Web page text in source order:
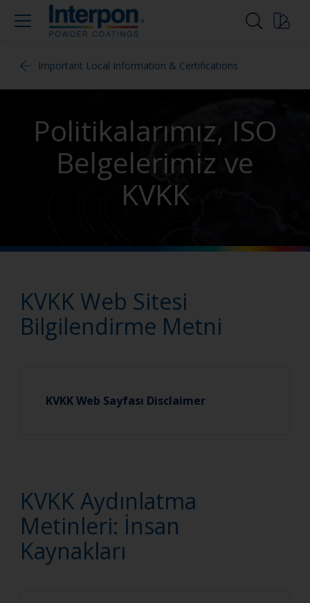
Important Local Information & Certifications
Politikalarımız, ISO
Belgelerimiz ve
KVKK
KVKK Web Sitesi
Bilgilendirme Metni
KVKK Web Sayfası Disclaimer
KVKK Aydınlatma
Metinleri: İnsan
Kaynakları